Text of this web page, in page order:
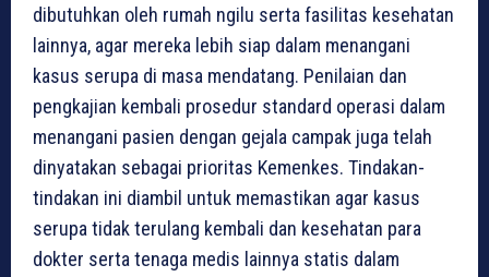
dibutuhkan oleh rumah ngilu serta fasilitas kesehatan
lainnya, agar mereka lebih siap dalam menangani
kasus serupa di masa mendatang. Penilaian dan
pengkajian kembali prosedur standard operasi dalam
menangani pasien dengan gejala campak juga telah
dinyatakan sebagai prioritas Kemenkes. Tindakan-
tindakan ini diambil untuk memastikan agar kasus
serupa tidak terulang kembali dan kesehatan para
dokter serta tenaga medis lainnya statis dalam